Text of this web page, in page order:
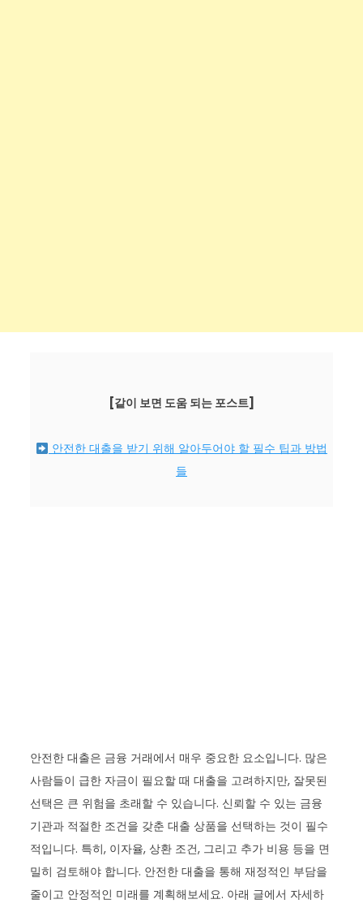
[같이 보면 도움 되는 포스트]
안전한 대출을 받기 위해 알아두어야 할 필수 팁과 방법
들
안전한 대출은 금융 거래에서 매우 중요한 요소입니다. 많은
사람들이 급한 자금이 필요할 때 대출을 고려하지만, 잘못된
선택은 큰 위험을 초래할 수 있습니다. 신뢰할 수 있는 금융
기관과 적절한 조건을 갖춘 대출 상품을 선택하는 것이 필수
적입니다. 특히, 이자율, 상환 조건, 그리고 추가 비용 등을 면
밀히 검토해야 합니다. 안전한 대출을 통해 재정적인 부담을
줄이고 안정적인 미래를 계획해보세요. 아래 글에서 자세하